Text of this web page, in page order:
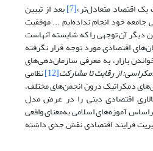
[7] بعد از تبیین
خود انجام نداده‌ایم ... موفقیت
دیگر آن توجهی را که شایسته آنهاست
اقتصادی مورد توجه قرار نگرفته
بازار، به معرفی سازمان‌دهی‌های
از رقابت تا مشارکت[12] نظامی
دمکراتیک درون انجمن‌های مختلف،
مردم‌سالاری اقتصادی دینی را در عرض مدل
آموزه‌های اسلامی به‌معنای واقعی
فرایند اقتصادی نقش جدی داشته